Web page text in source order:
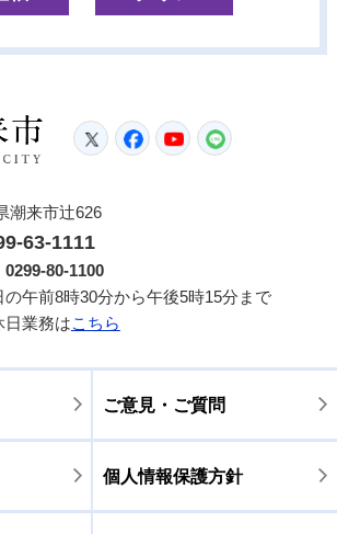
潮来市
TwitterFacebook
YouTube
潮来市辻626
63-1111
0299-80-1100
の午前8時30分から午後5時15分まで
業務はこちら
ご意見・ご質問
個人情報保護方針